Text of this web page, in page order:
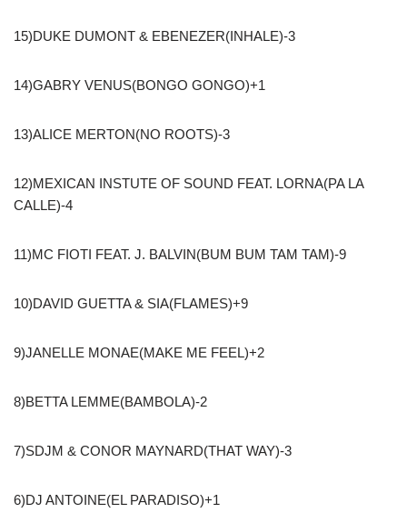
15)DUKE DUMONT & EBENEZER(INHALE)-3
14)GABRY VENUS(BONGO GONGO)+1
13)ALICE MERTON(NO ROOTS)-3
12)MEXICAN INSTUTE OF SOUND FEAT. LORNA(PA LA
CALLE)-4
11)MC FIOTI FEAT. J. BALVIN(BUM BUM TAM TAM)-9
10)DAVID GUETTA & SIA(FLAMES)+9
9)JANELLE MONAE(MAKE ME FEEL)+2
8)BETTA LEMME(BAMBOLA)-2
7)SDJM & CONOR MAYNARD(THAT WAY)-3
6)DJ ANTOINE(EL PARADISO)+1